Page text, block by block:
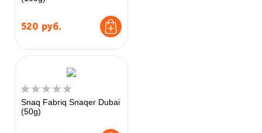
520 руб.
Snaq Fabriq Snaqer Dubai
(50g)